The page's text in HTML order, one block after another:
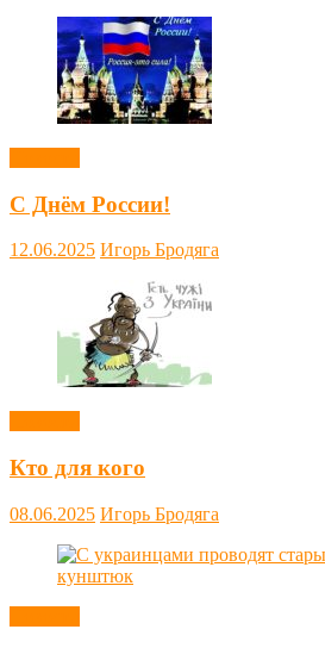
С Днём России!
12.06.2025 Игорь Бродяга
Кто для кого
08.06.2025 Игорь Бродяга